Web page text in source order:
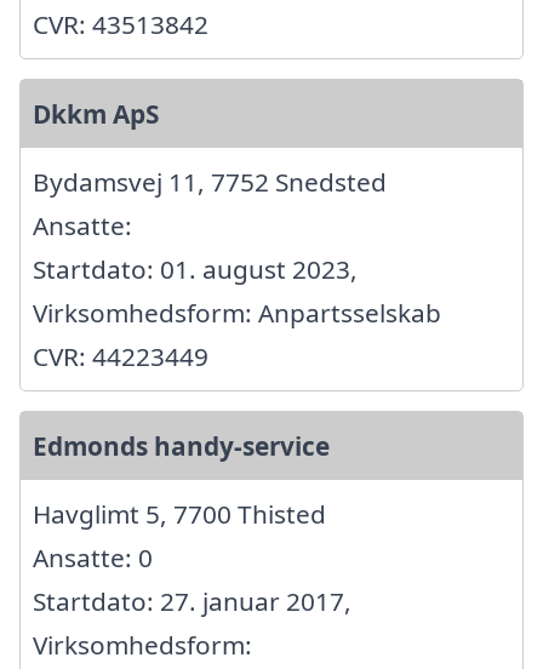
CVR: 43513842
Dkkm ApS
Bydamsvej 11, 7752 Snedsted
Ansatte:
Startdato: 01. august 2023,
Virksomhedsform: Anpartsselskab
CVR: 44223449
Edmonds handy-service
Havglimt 5, 7700 Thisted
Ansatte: 0
Startdato: 27. januar 2017,
Virksomhedsform: